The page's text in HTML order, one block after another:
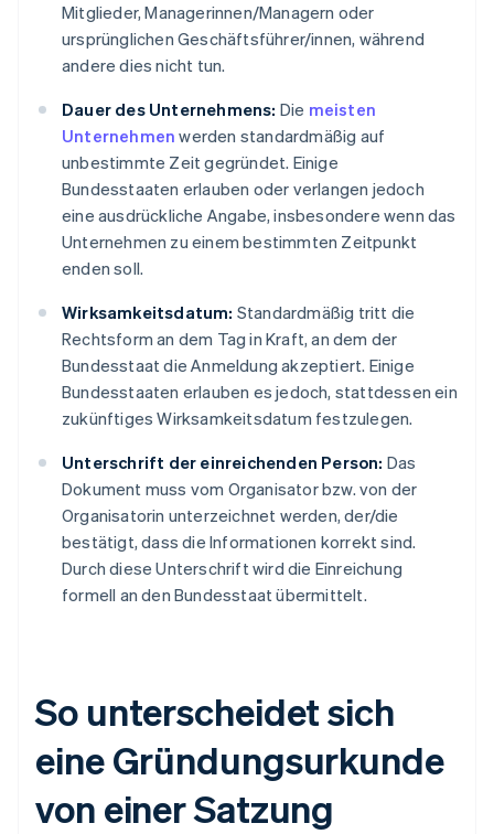
Mitglieder, Managerinnen/Managern oder
ursprünglichen Geschäftsführer/innen, während
andere dies nicht tun.
Dauer des Unternehmens: Die meisten
Unternehmen werden standardmäßig auf
unbestimmte Zeit gegründet. Einige
Bundesstaaten erlauben oder verlangen jedoch
eine ausdrückliche Angabe, insbesondere wenn das
Unternehmen zu einem bestimmten Zeitpunkt
enden soll.
Wirksamkeitsdatum: Standardmäßig tritt die
Rechtsform an dem Tag in Kraft, an dem der
Bundesstaat die Anmeldung akzeptiert. Einige
Bundesstaaten erlauben es jedoch, stattdessen ein
zukünftiges Wirksamkeitsdatum festzulegen.
Unterschrift der einreichenden Person: Das
Dokument muss vom Organisator bzw. von der
Organisatorin unterzeichnet werden, der/die
bestätigt, dass die Informationen korrekt sind.
Durch diese Unterschrift wird die Einreichung
formell an den Bundesstaat übermittelt.
So unterscheidet sich
eine Gründungsurkunde
von einer Satzung